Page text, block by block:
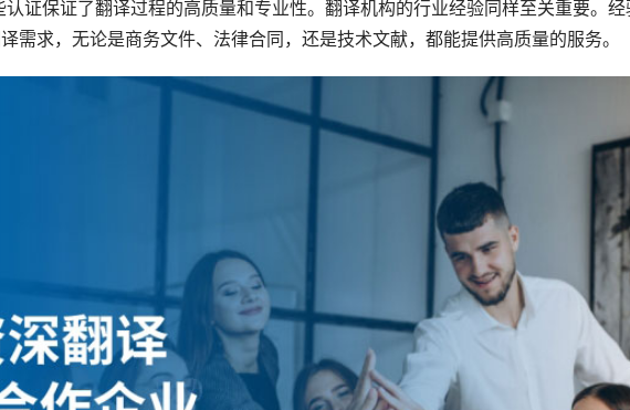
证保证了翻译过程的高质量和专业性。翻译机构的行业经验同样至关重要。经
需求，无论是商务文件、法律合同，还是技术文献，都能提供高质量的服务。